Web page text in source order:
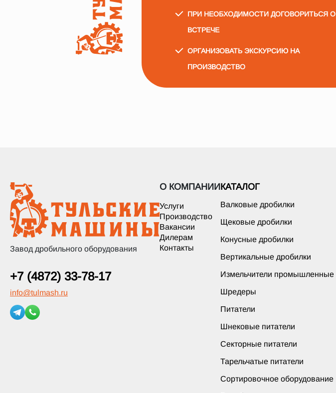
ПРИ НЕОБХОДИМОСТИ ДОГОВОРИТЬСЯ О
ВСТРЕЧЕ
ОРГАНИЗОВАТЬ ЭКСКУРСИЮ НА
ПРОИЗВОДСТВО
Завод дробильного оборудования
+7 (4872) 33-78-17
info@tulmash.ru
О КОМПАНИИ
Услуги
Производство
Вакансии
Дилерам
Контакты
КАТАЛОГ
Валковые дробилки
Щековые дробилки
Конусные дробилки
Вертикальные дробилки
Измельчители промышленные
Шредеры
Питатели
Шнековые питатели
Секторные питатели
Тарельчатые питатели
Сортировочное оборудование